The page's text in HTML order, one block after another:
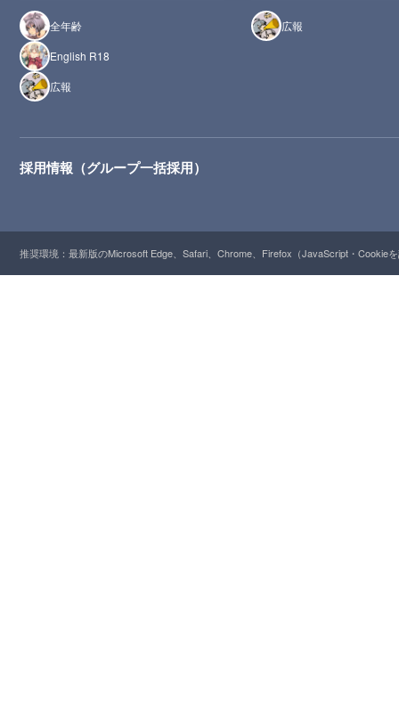
全年齢
English R18
広報
広報
採用情報（グループ一括採用）
推奨環境：最新版のMicrosoft Edge、Safari、Chrome、Firefox（JavaScript・Cookie